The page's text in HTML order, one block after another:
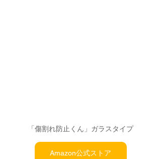
「傷割れ防止くん」ガラスタイプ
Amazon公式ストア